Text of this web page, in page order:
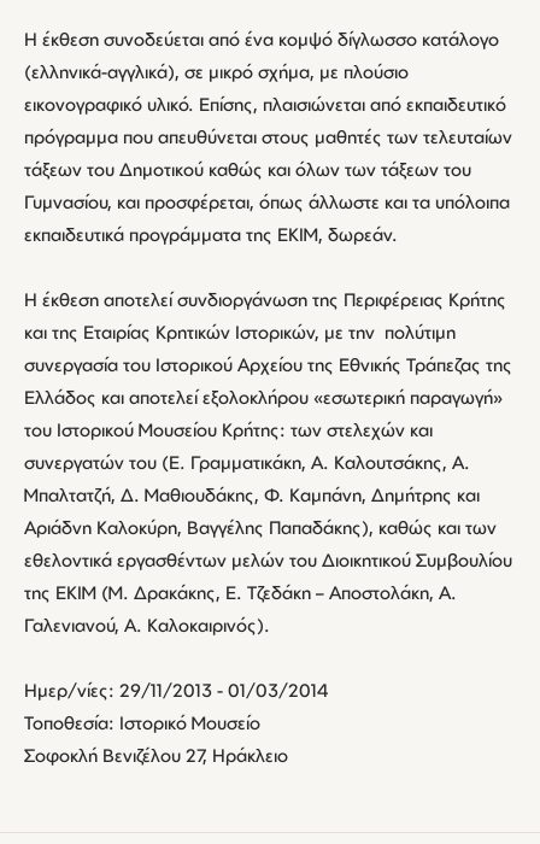
Η έκθεση συνοδεύεται από ένα κομψό δίγλωσσο κατάλογο
(ελληνικά-αγγλικά), σε μικρό σχήμα, με πλούσιο
εικονογραφικό υλικό. Επίσης, πλαισιώνεται από εκπαιδευτικό
πρόγραμμα που απευθύνεται στους μαθητές των τελευταίων
τάξεων του Δημοτικού καθώς και όλων των τάξεων του
Γυμνασίου, και προσφέρεται, όπως άλλωστε και τα υπόλοιπα
εκπαιδευτικά προγράμματα της ΕΚΙΜ, δωρεάν.
Η έκθεση αποτελεί συνδιοργάνωση της Περιφέρειας Κρήτης
και της Εταιρίας Κρητικών Ιστορικών, με την πολύτιμη
συνεργασία του Ιστορικού Αρχείου της Εθνικής Τράπεζας της
Ελλάδος και αποτελεί εξολοκλήρου «εσωτερική παραγωγή»
του Ιστορικού Μουσείου Κρήτης: των στελεχών και
συνεργατών του (Ε. Γραμματικάκη, Α. Καλουτσάκης, Α.
Μπαλτατζή, Δ. Μαθιουδάκης, Φ. Καμπάνη, Δημήτρης και
Αριάδνη Καλοκύρη, Βαγγέλης Παπαδάκης), καθώς και των
εθελοντικά εργασθέντων μελών του Διοικητικού Συμβουλίου
της ΕΚΙΜ (Μ. Δρακάκης, Ε. Τζεδάκη – Αποστολάκη, Α.
Γαλενιανού, Α. Καλοκαιρινός).
Ημερ/νίες: 29/11/2013 - 01/03/2014
Τοποθεσία: Ιστορικό Μουσείο
Σοφοκλή Βενιζέλου 27, Ηράκλειο